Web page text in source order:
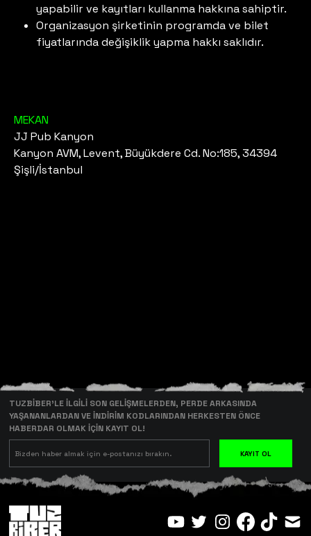
yapabilir ve kayıtları kullanma hakkına sahiptir.
Organizasyon şirketinin programda ve bilet
fiyatlarında değişiklik yapma hakkı saklıdır.
MEKAN
JJ Pub Kanyon
Kanyon AVM, Levent, Büyükdere Cd. No:185, 34394
Şişli/İstanbul
TUZBİBER’LE İLGİLİ SON GELİŞMELERDEN, PERDE ARKASINDA
YAŞANANLARDAN VE İNDİRİM KODLARINDAN HERKESTEN ÖNCE
HABERDAR OLMAK İÇİN KAYIT OL!
KAYIT OL